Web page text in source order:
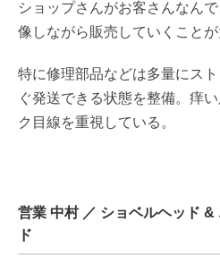
ショップさんがお客さんなん
像しながら販売していくことが
特に修理部品などは多量にス
ぐ発送できる状態を整備。痒
ク目線を重視している。
営業 中村 ／ ショベルヘッド &
ド